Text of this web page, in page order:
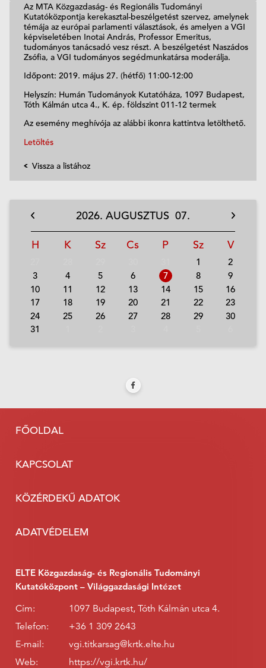
Az MTA Közgazdaság- és Regionális Tudományi
Kutatóközpontja kerekasztal-beszélgetést szervez, amelynek
témája az európai parlamenti választások, és amelyen a VGI
képviseletében Inotai András, Professor Emeritus,
tudományos tanácsadó vesz részt. A beszélgetést Naszádos
Zsófia, a VGI tudományos segédmunkatársa moderálja.
Időpont: 2019. május 27. (hétfő) 11:00-12:00
Helyszín: Humán Tudományok Kutatóháza, 1097 Budapest,
Tóth Kálmán utca 4., K. ép. földszint 011-12 termek
Az esemény meghívója az alábbi ikonra kattintva letölthető.
Letöltés
Vissza a listához
2026. AUGUSZTUS 07.
H K Sz Cs P Sz V
1
2
3
4 5 6 7 8
9
10
11 12 13 14 15
16
17
18 19 20 21 22
23
24
25 26 27 28 29
30
31
FŐOLDAL
KAPCSOLAT
KÖZÉRDEKŰ ADATOK
ADATVÉDELEM
ELTE Közgazdaság- és Regionális Tudományi
Kutatóközpont – Világgazdasági Intézet
Cím:
1097 Budapest, Tóth Kálmán utca 4.
Telefon:
+36 1 309 2643
E-mail:
vgi.titkarsag@krtk.elte.hu
Web:
https://vgi.krtk.hu/